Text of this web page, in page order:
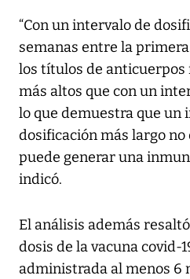
“Con un intervalo de
semanas entre la
los títulos de anticuerpos
más altos que con un
lo que demuestra que un
dosificación más largo
puede generar una
indicó.
El análisis además
dosis de la vacuna covid-
administrada al menos 6